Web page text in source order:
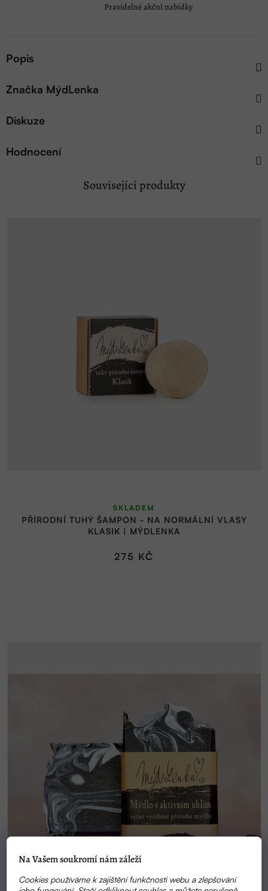
Na Vašem soukromí nám záleží
Cookies používáme k zajištění funkčnosti webu a zlepšování
Pravidelné akční nabídky
Popis
Značka MýdLenka
Diskuze
Hodnocení
Související produkty
PŘÍRODNÍ TUHÝ ŠAMPON - NA NORMÁLNÍ VLASY
KLASIK | MÝDLENKA
SKLADEM
275 KČ